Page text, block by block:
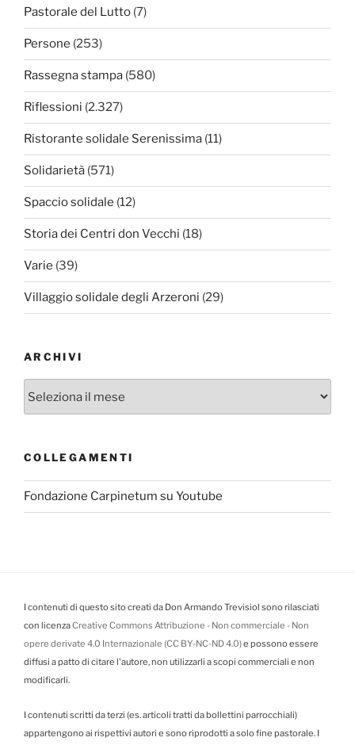
Pastorale del Lutto (7)
Persone (253)
Rassegna stampa (580)
Riflessioni (2.327)
Ristorante solidale Serenissima (11)
Solidarietà (571)
Spaccio solidale (12)
Storia dei Centri don Vecchi (18)
Varie (39)
Villaggio solidale degli Arzeroni (29)
ARCHIVI
Archivi
COLLEGAMENTI
Fondazione Carpinetum su Youtube
I contenuti di questo sito creati da Don Armando Trevisiol sono rilasciati
con licenzaCreative Commons Attribuzione - Non commerciale - Non
opere derivate 4.0 Internazionale (CC BY-NC-ND 4.0)e possono essere
diffusi a patto di citare l'autore, non utilizzarli a scopi commerciali e non
modificarli.
I contenuti scritti da terzi (es. articoli tratti da bollettini parrocchiali)
appartengono ai rispettivi autori e sono riprodotti a solo fine pastorale. I